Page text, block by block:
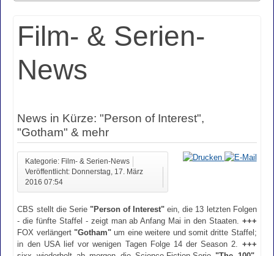
Film- & Serien-
News
News in Kürze: "Person of Interest",
"Gotham" & mehr
Kategorie: Film- & Serien-News
Veröffentlicht: Donnerstag, 17. März
2016 07:54
CBS stellt die Serie "Person of Interest" ein, die 13 letzten Folgen
- die fünfte Staffel - zeigt man ab Anfang Mai in den Staaten. +++
FOX verlängert"Gotham" um eine weitere und somit dritte Staffel;
in den USA lief vor wenigen Tagen Folge 14 der Season 2. +++